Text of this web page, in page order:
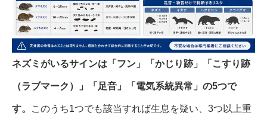
ネズミがいるサインは「フン」「かじり跡」「こすり跡
（ラブマーク）」「足音」「電気系統異常」の5つで
す。 このうち1つでも該当すれば生息を疑い、3つ以上重